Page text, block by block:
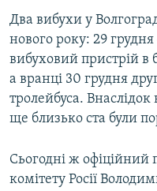
Два вибухи у
нового року: 29
вибуховий пристрій в
а вранці 30 грудня
тролейбуса.
ще близько ста були
Сьогодні ж офіційний
комітету Росії